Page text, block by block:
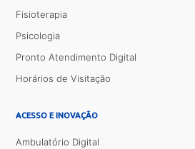
Fisioterapia
Psicologia
Pronto Atendimento Digital
Horários de Visitação
ACESSO E INOVAÇÃO
Ambulatório Digital